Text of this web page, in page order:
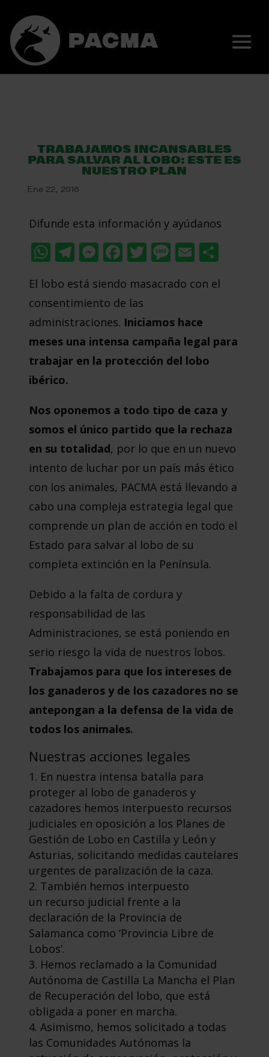
TRABAJAMOS INCANSABLES
PARA SALVAR AL LOBO: ESTE ES
NUESTRO PLAN
Ene 22, 2018
Difunde esta información y ayúdanos
WhatsApp
Telegram
Messenger
Facebook
Twitter
Message
Email
El lobo está siendo masacrado con el
consentimiento de las
administraciones. Iniciamos hace
meses una intensa campaña legal para
trabajar en la protección del lobo
ibérico.
Nos oponemos a todo tipo de caza y
somos el único partido que la rechaza
en su totalidad, por lo que en un nuevo
intento de luchar por un país más ético
con los animales, PACMA está llevando a
cabo una compleja estrategia legal que
comprende un plan de acción en todo el
Estado para salvar al lobo de su
completa extinción en la Península.
Debido a la falta de cordura y
responsabilidad de las
Administraciones, se está poniendo en
serio riesgo la vida de nuestros lobos.
Trabajamos para que los intereses de
los ganaderos y de los cazadores no se
antepongan a la defensa de la vida de
todos los animales.
Nuestras acciones legales
En nuestra intensa batalla para
proteger al lobo de ganaderos y
cazadores hemos interpuesto recursos
judiciales en oposición a los Planes de
Gestión de Lobo en Castilla y León y
Asturias, solicitando medidas cautelares
urgentes de paralización de la caza.
También hemos interpuesto
un recurso judicial frente a la
declaración de la Provincia de
Salamanca como ‘Provincia Libre de
Lobos’.
Hemos reclamado a la Comunidad
Autónoma de Castilla La Mancha el Plan
de Recuperación del lobo, que está
obligada a poner en marcha.
Asimismo, hemos solicitado a todas
las Comunidades Autónomas la